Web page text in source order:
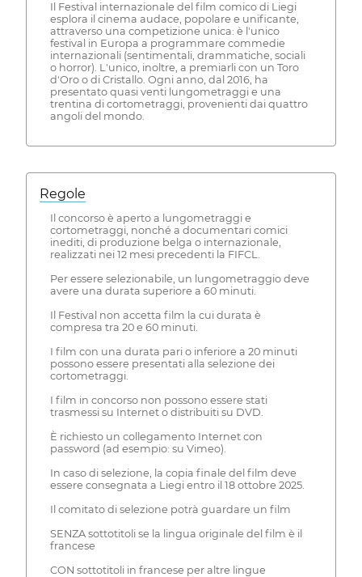
Il Festival internazionale del film comico di Liegi
esplora il cinema audace, popolare e unificante,
attraverso una competizione unica: è l'unico
festival in Europa a programmare commedie
internazionali (sentimentali, drammatiche, sociali
o horror). L'unico, inoltre, a premiarli con un Toro
d'Oro o di Cristallo. Ogni anno, dal 2016, ha
presentato quasi venti lungometraggi e una
trentina di cortometraggi, provenienti dai quattro
angoli del mondo.
Regole
Il concorso è aperto a lungometraggi e
cortometraggi, nonché a documentari comici
inediti, di produzione belga o internazionale,
realizzati nei 12 mesi precedenti la FIFCL.
Per essere selezionabile, un lungometraggio deve
avere una durata superiore a 60 minuti.
Il Festival non accetta film la cui durata è
compresa tra 20 e 60 minuti.
I film con una durata pari o inferiore a 20 minuti
possono essere presentati alla selezione dei
cortometraggi.
I film in concorso non possono essere stati
trasmessi su Internet o distribuiti su DVD.
È richiesto un collegamento Internet con
password (ad esempio: su Vimeo).
In caso di selezione, la copia finale del film deve
essere consegnata a Liegi entro il 18 ottobre 2025.
Il comitato di selezione potrà guardare un film
SENZA sottotitoli se la lingua originale del film è il
francese
CON sottotitoli in francese per altre lingue